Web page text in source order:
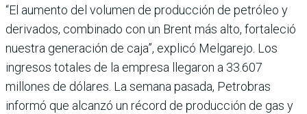
“El aumento del volumen de producción de petróleo y
derivados, combinado con un Brent más alto, fortaleció
nuestra generación de caja”, explicó Melgarejo. Los
ingresos totales de la empresa llegaron a 33.607
millones de dólares. La semana pasada, Petrobras
informó que alcanzó un récord de producción de gas y